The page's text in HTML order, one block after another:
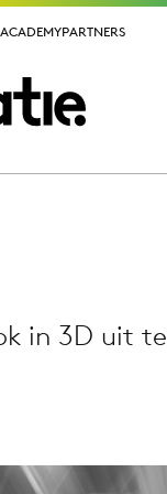
ACADEMYPARTNERS
ACADEMYPARTNERS
in 3D uit